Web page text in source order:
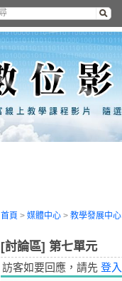
首頁 > 媒體中心 > 教學發展中心
[討論區] 第七單元
訪客如要回應，請先 登入